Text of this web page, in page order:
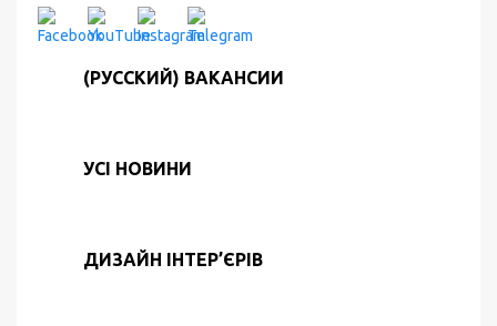
(РУССКИЙ) ВАКАНСИИ
УСІ НОВИНИ
ДИЗАЙН ІНТЕР’ЄРІВ